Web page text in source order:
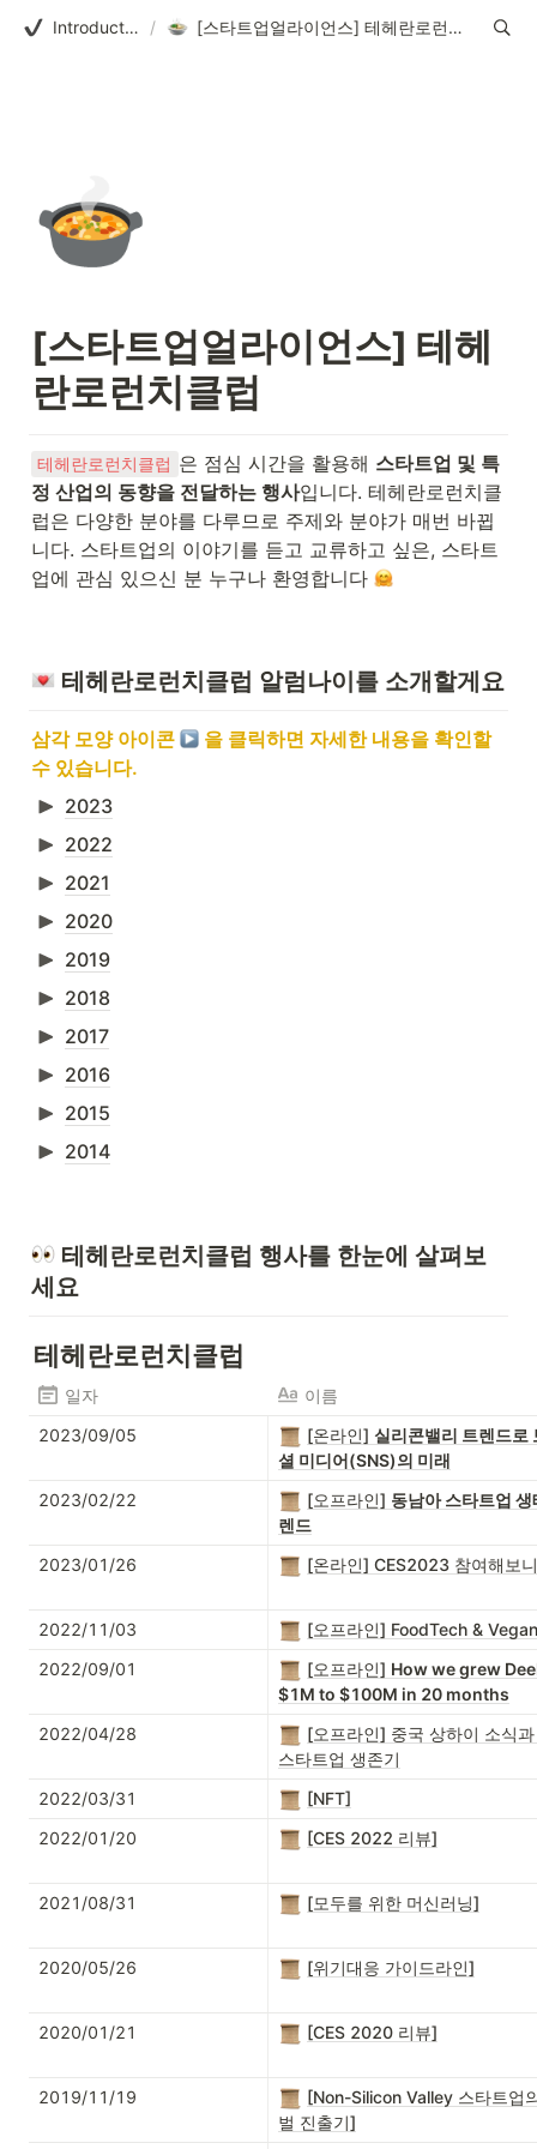
Introduction / [스타트업얼라이언스] 테헤란로런치클럽
🍲
[스타트업얼라이언스] 테헤
란로런치클럽
테헤란로런치클럽 은 점심 시간을 활용해 스타트업 및 특
정 산업의 동향을 전달하는 행사입니다. 테헤란로런치클
럽은 다양한 분야를 다루므로 주제와 분야가 매번 바뀝
니다. 스타트업의 이야기를 듣고 교류하고 싶은, 스타트
업에 관심 있으신 분 누구나 환영합니다
테헤란로런치클럽 알럼나이를 소개할게요
삼각 모양 아이콘
︎ 을 클릭하면 자세한 내용을 확인할
수 있습니다.
2023
2022
2021
2020
2019
2018
2017
2016
2015
2014
테헤란로런치클럽 행사를 한눈에 살펴보
세요
테헤란로런치클럽
일자
이름
2023/09/05
[온라인] 실리콘밸리 트렌드로
셜 미디어(SNS)의 미래
2023/02/22
[오프라인] 동남아 스타트업 생
렌드
2023/01/26
[온라인] CES2023 참여해보니
2022/11/03
[오프라인] FoodTech & Vegan
2022/09/01
[오프라인] How we grew
$1M to $100M in 20 months
2022/04/28
[오프라인] 중국 상하이 소식
스타트업 생존기
2022/03/31
[NFT]
2022/01/20
[CES 2022 리뷰]
2021/08/31 [모두를 위한 머신러닝]
2020/05/26 [위기대응 가이드라인]
2020/01/21 [CES 2020 리뷰]
2019/11/19
[Non-Silicon Valley 스타트업
벌 진출기]